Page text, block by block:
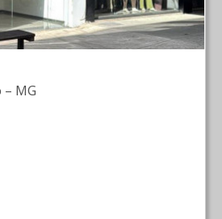
– MG